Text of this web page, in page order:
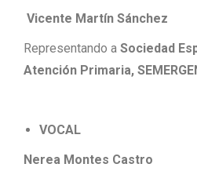
Vicente Martín Sánchez
Representando a Sociedad
Atención Primaria,
VOCAL
Nerea Montes Castro